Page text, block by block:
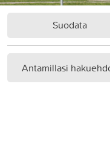
Suodata
Antamillasi